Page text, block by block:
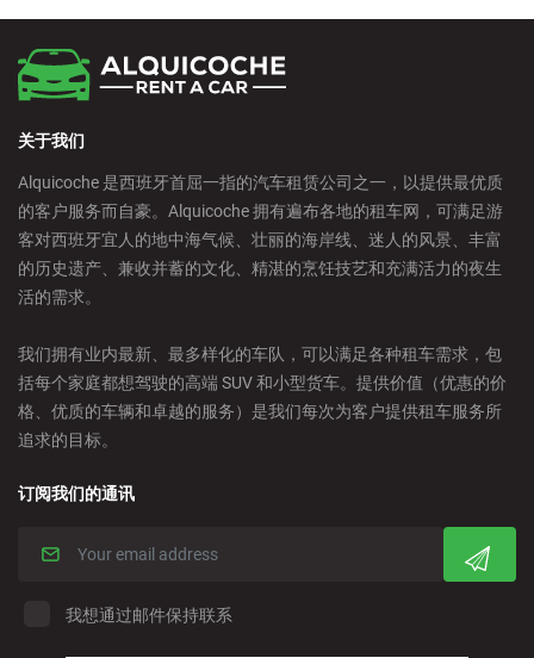
关于我们
Alquicoche 是西班牙首屈一指的汽车租赁公司之一，以提供最优质
的客户服务而自豪。Alquicoche 拥有遍布各地的租车网，可满足游
客对西班牙宜人的地中海气候、壮丽的海岸线、迷人的风景、丰富
的历史遗产、兼收并蓄的文化、精湛的烹饪技艺和充满活力的夜生
活的需求。
我们拥有业内最新、最多样化的车队，可以满足各种租车需求，包
括每个家庭都想驾驶的高端 SUV 和小型货车。提供价值（优惠的价
格、优质的车辆和卓越的服务）是我们每次为客户提供租车服务所
追求的目标。
订阅我们的通讯
我想通过邮件保持联系